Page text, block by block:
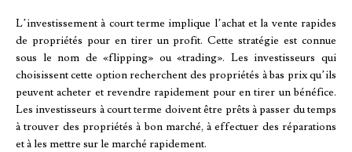
L’investissement à court terme implique l’achat et la vente rapides
de propriétés pour en tirer un profit. Cette stratégie est connue
sous le nom de «flipping» ou «trading». Les investisseurs qui
choisissent cette option recherchent des propriétés à bas prix qu’ils
peuvent acheter et revendre rapidement pour en tirer un bénéfice.
Les investisseurs à court terme doivent être prêts à passer du temps
à trouver des propriétés à bon marché, à effectuer des réparations
et à les mettre sur le marché rapidement.